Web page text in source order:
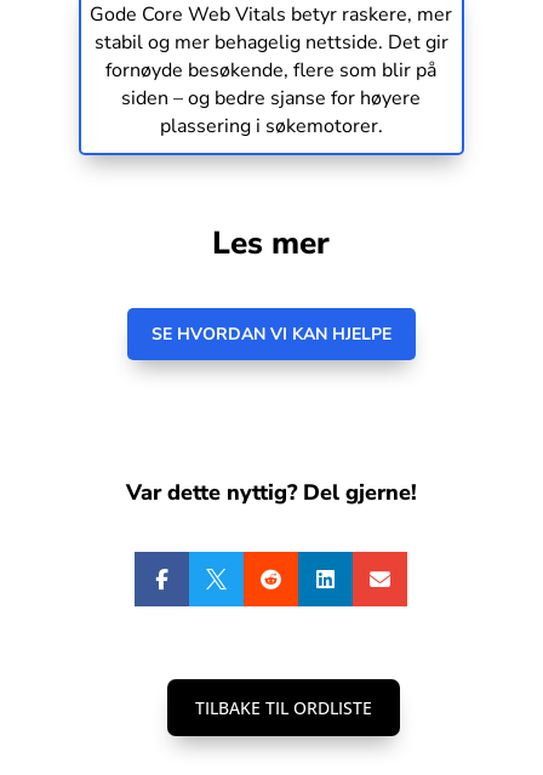
Gode Core Web Vitals betyr raskere, mer
stabil og mer behagelig nettside. Det gir
fornøyde besøkende, flere som blir på
siden – og bedre sjanse for høyere
plassering i søkemotorer.
Les mer
SE HVORDAN VI KAN HJELPE
Var dette nyttig? Del gjerne!
    
TILBAKE TIL ORDLISTE